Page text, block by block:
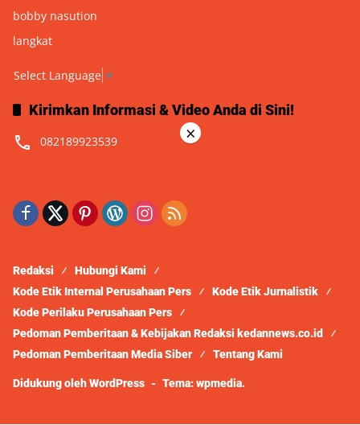
bobby nasution
langkat
Select Language ▼
Kirimkan Informasi & Video Anda di Sini!
082189923539
Redaksi
Hubungi Kami
Kode Etik Internal Perusahaan Pers
Kode Etik Jurnalistik
Kode Perilaku Perusahaan Pers
Pedoman Pemberitaan & Kebijakan Redaksi kedannews.co.id
Pedoman Pemberitaan Media Siber
Tentang Kami
Didukung oleh WordPress - Tema: wpmedia.
×